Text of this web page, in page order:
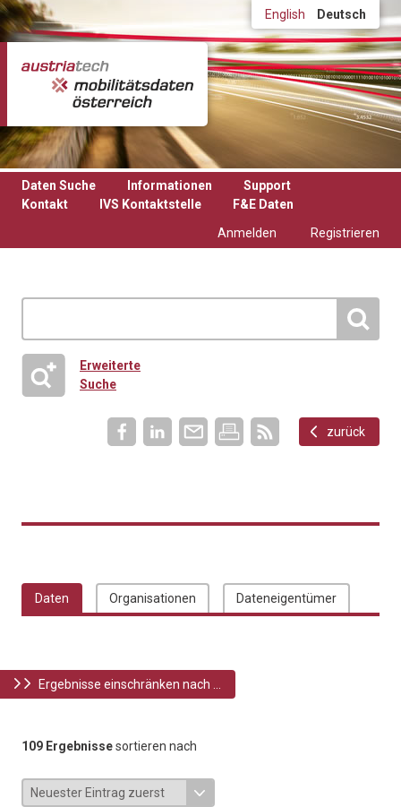
Direkt zum Inhalt English Deutsch
Daten Suche Informationen
Support
Kontakt
IVS Kontaktstelle
F&E Daten
Anmelden
Registrieren
Erweiterte
Suche
zurück
Daten Organisationen Dateneigentümer
Ergebnisse einschränken nach ...
109 Ergebnissesortieren nach